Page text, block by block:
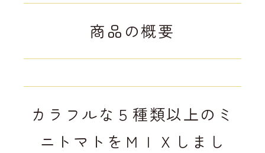
商品の概要
カラフルな５種類以上のミ
ニトマトをＭＩＸしまし